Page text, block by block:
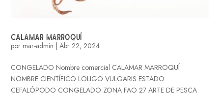
CALAMAR MARROQUÍ
pormar-admin |Abr 22, 2024
CONGELADO Nombre comercial CALAMAR MARROQUÍ
NOMBRE CIENTÍFICO LOLIGO VULGARIS ESTADO
CEFALÓPODO CONGELADO ZONA FAO 27 ARTE DE PESCA